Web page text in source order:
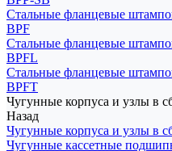
Стальные фланцевые
BPF
Стальные фланцевые
BPFL
Стальные фланцевые
BPFT
Чугунные корпуса и узлы в
Назад
Чугунные корпуса и узлы в
Чугунные кассетные